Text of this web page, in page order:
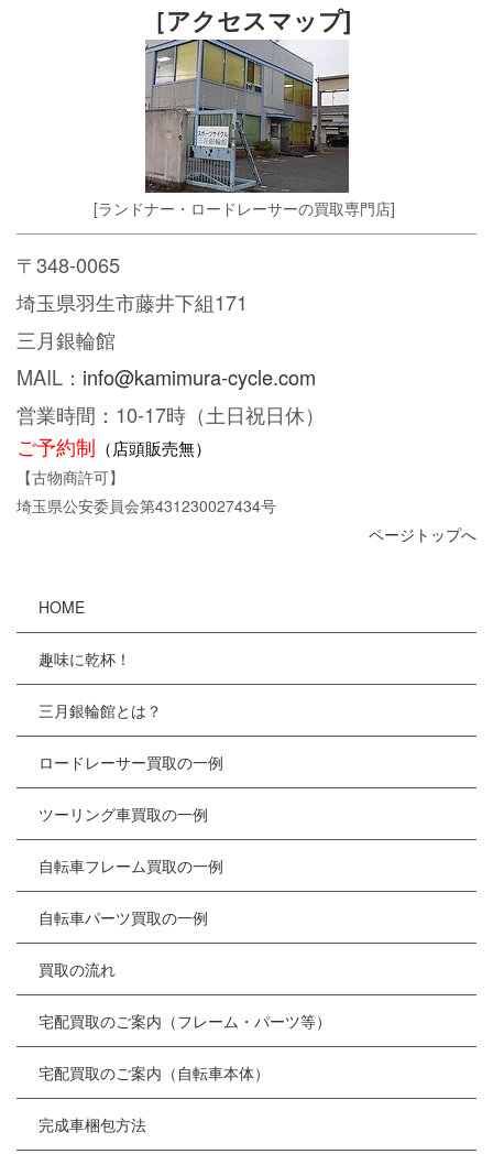
［アクセスマップ]
[ランドナー・ロードレーサーの買取専門店]
〒348-0065
埼玉県羽生市藤井下組171
三月銀輪館
MAIL： info@kamimura-cycle.com
営業時間：10-17時（土日祝日休）
ご予約制 （店頭販売無）
【古物商許可】
埼玉県公安委員会第431230027434号
ページトップへ
HOME
趣味に乾杯！
三月銀輪館とは？
ロードレーサー買取の一例
ツーリング車買取の一例
自転車フレーム買取の一例
自転車パーツ買取の一例
買取の流れ
宅配買取のご案内（フレーム・パーツ等）
宅配買取のご案内（自転車本体）
完成車梱包方法